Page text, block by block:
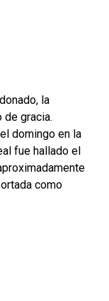
la
de gracia.
domingo en la
fue hallado el
como